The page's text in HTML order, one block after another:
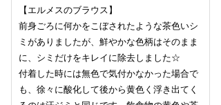
【エルメスのブラウス】
前身ごろに何かをこぼされたような茶色いシ
ミがありましたが、鮮やかな色柄はそのまま
に、シミだけをキレイに除去しました☆
付着した時には無色で気付かなかった場合で
も、徐々に酸化して後から黄色く浮き出てく